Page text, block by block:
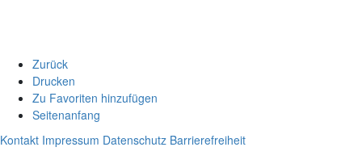
Zurück
Drucken
Zu Favoriten hinzufügen
Seitenanfang
Kontakt Impressum Datenschutz Barrierefreiheit